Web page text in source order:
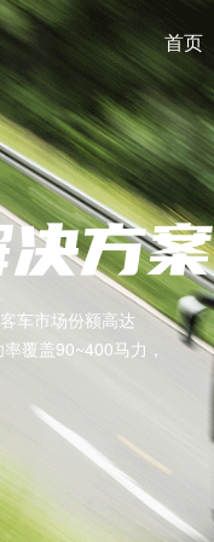
首页
方案
车市场份额高达
覆盖90~400马力，